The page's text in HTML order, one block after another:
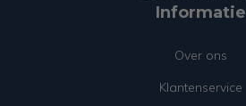
Informatie
Over ons
Klantenservice